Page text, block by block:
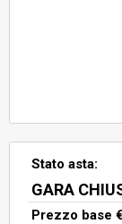
Stato asta:
GARA
Prezzo base